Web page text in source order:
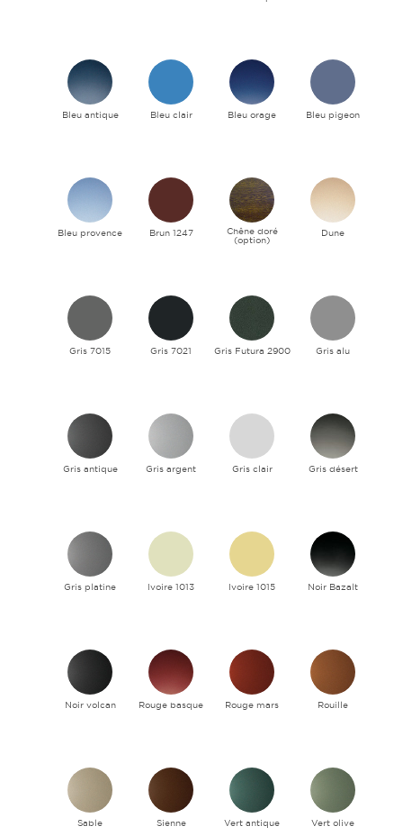
Bleu antique Bleu clair Bleu orage Bleu pigeon
Bleu provence Brun 1247 Chêne doré
(option)
Dune
Gris 7015 Gris 7021 Gris Futura 2900 Gris alu
Gris antique Gris argent Gris clair Gris désert
Gris platine Ivoire 1013 Ivoire 1015 Noir Bazalt
Noir volcan Rouge basque Rouge mars Rouille
Sable Sienne Vert antique Vert olive